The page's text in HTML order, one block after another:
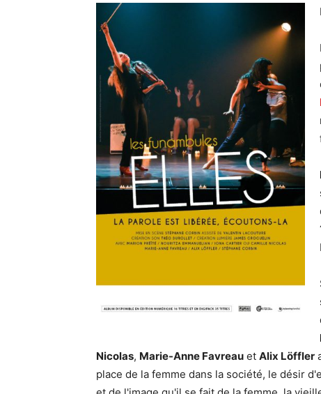
Nicolas, Marie-Anne Favreau et Alix Löffler
place de la femme dans la société, le désir